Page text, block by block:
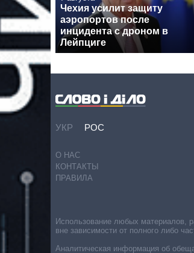
Чехия усилит защиту
аэропортов после
инцидента с дроном в
Лейпциге
УКР РОС
О НАС
КОНТАКТЫ
ПРАВИЛА
Использование любых материалов,
вне зависимости от полного либо
Аналитическая информация об